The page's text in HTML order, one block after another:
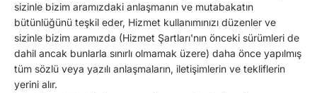
sizinle bizim aramızdaki anlaşmanın ve mutabakatın
bütünlüğünü teşkil eder, Hizmet kullanımınızı düzenler ve
sizinle bizim aramızda (Hizmet Şartları'nın önceki sürümleri de
dahil ancak bunlarla sınırlı olmamak üzere) daha önce yapılmış
tüm sözlü veya yazılı anlaşmaların, iletişimlerin ve tekliflerin
yerini alır.